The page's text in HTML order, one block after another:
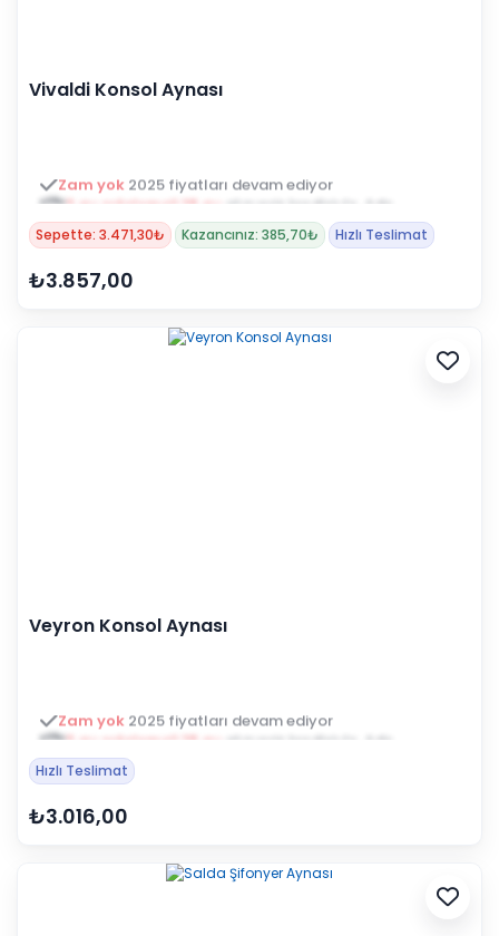
Vivaldi Konsol Aynası
3 ay ertelemeli 18 ayalışveriş kredisiyle öde
Sepette: 3.471,30₺ Kazancınız: 385,70₺ Hızlı Teslimat
₺3.857,00
Veyron Konsol Aynası
3 ay ertelemeli 18 ayalışveriş kredisiyle öde
Hızlı Teslimat
₺3.016,00